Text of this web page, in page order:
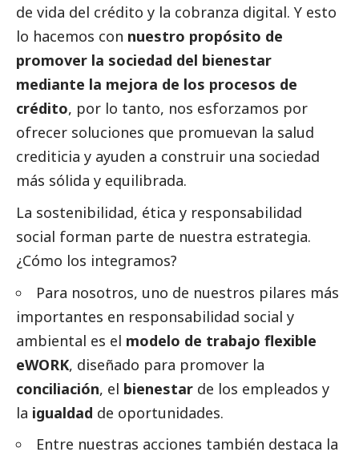
de vida del crédito y la cobranza digital. Y esto
lo hacemos con nuestro propósito de
promover la sociedad del bienestar
mediante la mejora de los procesos de
crédito, por lo tanto, nos esforzamos por
ofrecer soluciones que promuevan la salud
crediticia y ayuden a construir una sociedad
más sólida y equilibrada.
La sostenibilidad, ética y responsabilidad
social forman parte de nuestra estrategia.
¿Cómo los integramos?
Para nosotros, uno de nuestros pilares más
importantes en responsabilidad social y
ambiental es el modelo de trabajo flexible
eWORK, diseñado para promover la
conciliación, el bienestar de los empleados y
la igualdad de oportunidades.
Entre nuestras acciones también destaca la